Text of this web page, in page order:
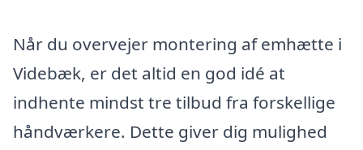
Når du overvejer montering af emhætte i
Videbæk, er det altid en god idé at
indhente mindst tre tilbud fra forskellige
håndværkere. Dette giver dig mulighed